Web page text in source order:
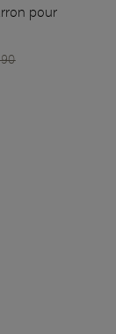
pour